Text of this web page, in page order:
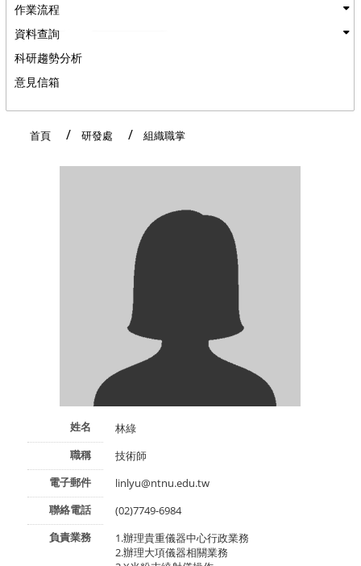
作業流程
資料查詢
科研趨勢分析
意見信箱
首頁 研發處 組織職掌
姓名
林綠
職稱
技術師
電子郵件
linlyu@ntnu.edu.tw
聯絡電話
(02)7749-6984
負責業務
1.辦理貴重儀器中心行政業務
2.辦理大項儀器相關業務